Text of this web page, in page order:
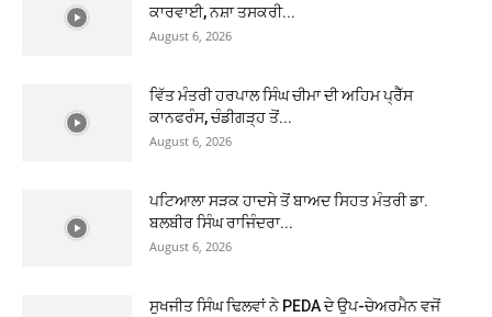
ਕਾਰਵਾਈ, ਨਸ਼ਾ ਤਸਕਰੀ...
August 6, 2026
ਵਿੱਤ ਮੰਤਰੀ ਹਰਪਾਲ ਸਿੰਘ ਚੀਮਾ ਦੀ ਅਹਿਮ ਪ੍ਰੈੱਸ
ਕਾਨਫਰੰਸ, ਚੰਡੀਗੜ੍ਹ ਤੋਂ...
August 6, 2026
ਪਟਿਆਲਾ ਸੜਕ ਹਾਦਸੇ ਤੋਂ ਬਾਅਦ ਸਿਹਤ ਮੰਤਰੀ ਡਾ.
ਬਲਬੀਰ ਸਿੰਘ ਰਾਜਿੰਦਰਾ...
August 6, 2026
ਸੁਖਜੀਤ ਸਿੰਘ ਢਿਲਵਾਂ ਨੇ PEDA ਦੇ ਉਪ-ਚੇਅਰਮੈਨ ਵਜੋਂ